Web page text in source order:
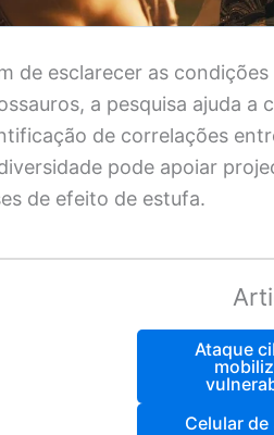
de esclarecer as
a pesquisa ajuda a
de correlações
pode apoiar
de efeito de estufa.
Ataque
Celular